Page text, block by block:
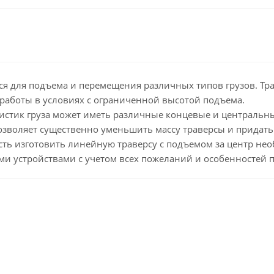
для подъема и перемещения различных типов грузов.
в условиях с ограниченной высотой подъема.
груза может иметь различные концевые и
существенно уменьшить массу траверсы и
изготовить линейную траверсу с подъемом за центр
устройствами с учетом всех пожеланий и особенностей